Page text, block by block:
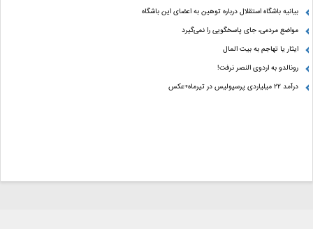
بیانیه باشگاه استقلال درباره توهین به اعضای این باشگاه
مواضع مردمی، جای پاسخگویی را نمی‌گیرد
ایثار یا تهاجم به بیت المال
رونالدو به اردوی النصر نرفت!
درآمد ۲۲ میلیاردی پرسپولیس در تیرماه+عکس